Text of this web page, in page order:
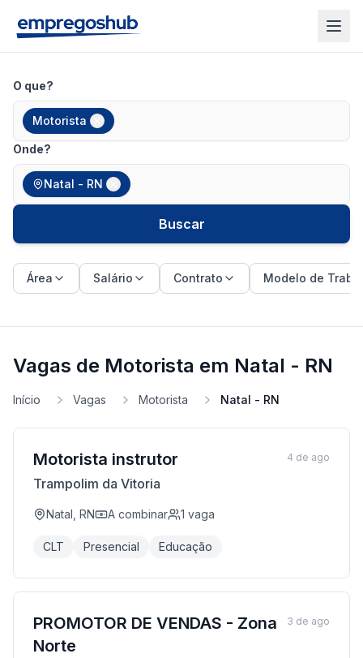
O que?
Motorista
Onde?
Natal - RN
Buscar
Área Salário Contrato Modelo de
Vagas de Motorista em Natal - RN
Início Vagas Motorista Natal - RN
Motorista instrutor
Trampolim da Vitoria
Natal, RN A combinar 1 vaga
CLT Presencial Educação
4 de ago
PROMOTOR DE VENDAS - Zona
Norte
3 de ago